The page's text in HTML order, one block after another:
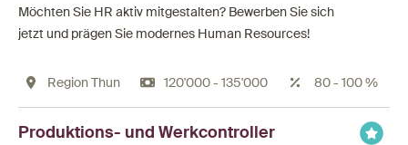
Möchten Sie HR aktiv mitgestalten? Bewerben Sie sich
jetzt und prägen Sie modernes Human Resources!
Region Thun 120'000 - 135'000 80 - 100 %
Produktions- und Werkcontroller